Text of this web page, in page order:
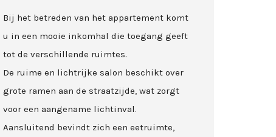
Bij het betreden van het appartement komt
u in een mooie inkomhal die toegang geeft
tot de verschillende ruimtes.
De ruime en lichtrijke salon beschikt over
grote ramen aan de straatzijde, wat zorgt
voor een aangename lichtinval.
Aansluitend bevindt zich een eetruimte,